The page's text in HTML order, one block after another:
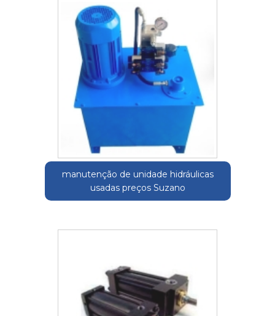
manutenção de unidade hidráulicas
usadas preços Suzano